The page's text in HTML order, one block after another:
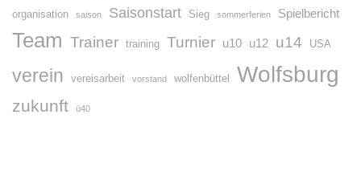
organisation saison Saisonstart Sieg sommerferien Spielbericht
Team Trainer training Turnier u10 u12 u14 USA
verein vereisarbeit vorstand wolfenbüttel Wolfsburg
zukunft ü40